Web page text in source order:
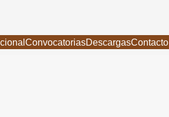
ConvocatoriasDescargasContacto